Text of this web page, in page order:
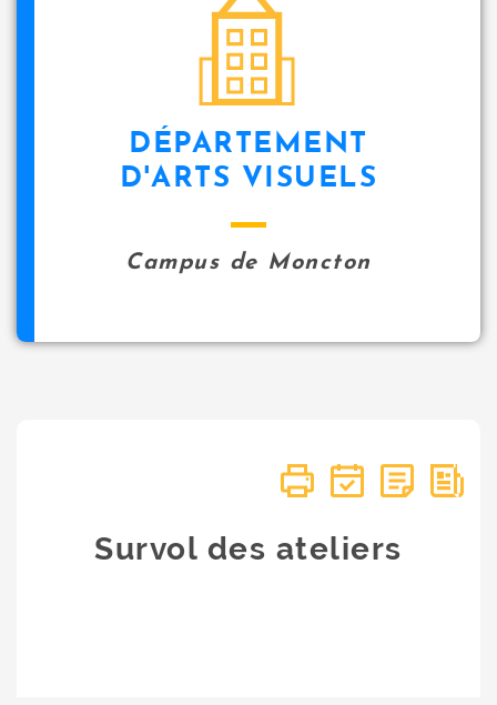
DÉPARTEMENT
D'ARTS VISUELS
Campus de Moncton
Survol des ateliers